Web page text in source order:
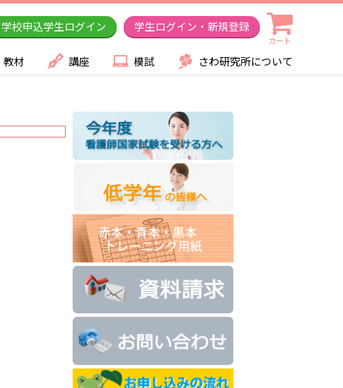
学校申込学生ログイン 学生ログイン・新規登録
カート
教材 講座 模試 さわ研究所について